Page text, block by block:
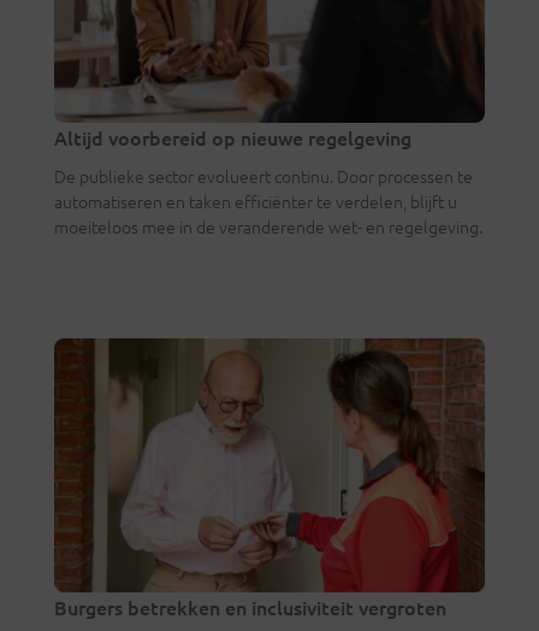
Altijd voorbereid op nieuwe regelgeving
De publieke sector evolueert continu. Door processen te
automatiseren en taken efficiënter te verdelen, blijft u
moeiteloos mee in de veranderende wet- en regelgeving.
Burgers betrekken en inclusiviteit vergroten